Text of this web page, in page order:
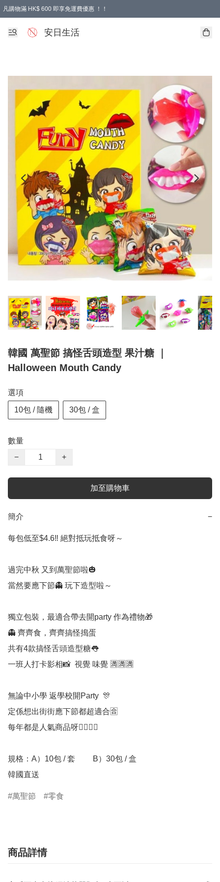
凡購物滿 HK$ 600 即享免運費優惠 ！！
安日生活
韓國 萬聖節 搞怪舌頭造型 果汁糖 ｜
Halloween Mouth Candy
選項
10包 / 隨機 30包 / 盒
數量
−
+
加至購物車
簡介 −
每包低至$4.6‼️ 絕對抵玩抵食呀～
過完中秋 又到萬聖節啦🎃
當然要應下節👻 玩下造型啦～
獨立包裝，最適合帶去開party 作為禮物🎁
👻 齊齊食，齊齊搞怪搗蛋
共有4款搞怪舌頭造型糖👅
一班人打卡影相📸  視覺 味覺 🈵️🈵️🈵️
無論中小學 返學校開Party  🎊
定係想出街街應下節都超適合🈴
每年都是人氣商品呀❤️‍🔥❤️‍🔥
規格：A）10包 / 套         B）30包 / 盒
韓國直送
萬聖節 零食
商品詳情